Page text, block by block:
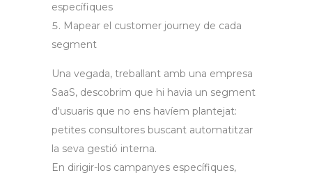
específiques
Mapear el customer journey de cada
segment
Una vegada, treballant amb una empresa
SaaS, descobrim que hi havia un segment
d'usuaris que no ens havíem plantejat:
petites consultores buscant automatitzar
la seva gestió interna.
En dirigir-los campanyes específiques,